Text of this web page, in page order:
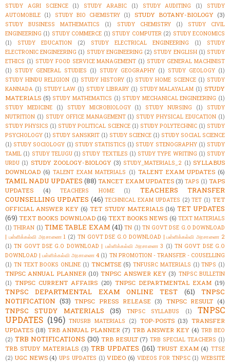
STUDY AGRI SCIENCE
(1) STUDY ARABIC (1) STUDY AUDITING (1)
STUDY
AUTOMOBILE (1) STUDY BIO CHEMISTRY (1) STUDY BOTANY-BIOLOGY (3)
STUDY BUSINESS MATHEMATICS (1) STUDY CHEMISTRY (1)
STUDY CIVIL
ENGINEERING (1) STUDY COMMERCE (1) STUDY COMPUTER (2) STUDY ECONOMICS
(1)
STUDY EDUCATION (2) STUDY ELECTRICAL ENGINEERING (1)
STUDY
ELECTRONIC ENGINEERING (1) STUDY ENGINEERING (2) STUDY ENGLISH (1) STUDY
ETHICS (1) STUDY FOOD SERVICE MANAGEMENT (1) STUDY GENERAL MACHINIST
(1) STUDY GENERAL STUDIES (1) STUDY GEOGRAPHY (1) STUDY GEOLOGY (1)
STUDY HINDU RELIGION (1) STUDY HISTORY (1) STUDY HOME SCIENCE (1) STUDY
KANNADA (1) STUDY LAW (1) STUDY LIBRARY (1) STUDY MALAYALAM (1) STUDY
MATERIALS (5) STUDY MATHEMATICS (1) STUDY MECHANICAL ENGINEERING (1)
STUDY MEDICINE
(1) STUDY MICROBIOLOGY (1) STUDY NURSING (1)
STUDY
NUTRITION (1) STUDY OFFICE MANAGEMENT (1) STUDY PHYSICAL EDUCATION (1)
STUDY PHYSICS (1) STUDY POLITICAL SCIENCE (1) STUDY POLYTECHNIC (1) STUDY
PSYCHOLOGY (1) STUDY SANSKRIT (1) STUDY SCIENCE (1) STUDY SOCIAL SCIENCE
(1) STUDY SOCIOLOGY (1) STUDY STATISTICS (1) STUDY STENOGRAPHY (1) STUDY
TAMIL (1) STUDY TELUGU (1) STUDY TEXTILES (1) STUDY TYPE WRITING (1) STUDY
URDU (1) STUDY ZOOLOGY-BIOLOGY (3) STUDY_MATERIALS_2 (1) SYLLABUS
DOWNLOAD (6) TALENT EXAM MATERIALS (1) TALENT EXAM UPDATES (6)
TAMIL NADU UPDATES (88) TANCET EXAM UPDATES (3) TAPS (1) TAPS
UPDATES
(4) TEACHERS HOME (1)
TEACHERS TRANSFER
COUNSELLING UPDATES (46) TECHNICAL EXAM UPDATES (2) TET (1) TET
OFFICIAL ANSWER KEY (6) TET STUDY MATERIALS (16) TET UPDATES
(69) TEXT BOOKS DOWNLOAD (16) TEXT BOOKS NEWS (6) TEXT MATERIALS
(1) THIRAN (1) TIME TABLE EXAM (41) TN (1) TN GOVT DSE G.O DOWNLOAD
| பள்ளிக்கல்வி அரசாணை 1 (2) TN GOVT DSE G.O DOWNLOAD | பள்ளிக்கல்வி அரசாணை 2
(1) TN GOVT DSE G.O DOWNLOAD | பள்ளிக்கல்வி அரசாணை 3 (1) TN GOVT DSE G.O
DOWNLOAD | பள்ளிக்கல்வி அரசாணை 4 (1) TN PROMOTION - TRANSFER - COUSELLING
(1) TN TEXT BOOKS ONLINE (1) TNCMTSE (5) TNFUSRC MATERIALS (1) TNPS (1)
TNPSC ANNUAL PLANNER (10) TNPSC ANSWER KEY (3) TNPSC BULLETIN
(1) TNPSC CURRENT AFFAIRS (20) TNPSC DEPARTMENTAL EXAM (19)
TNPSC DEPARTMENTAL EXAM ONLINE TEST (61)
TNPSC
NOTIFICATION (53) TNPSC PRESS RELEASE (3) TNPSC RESULT (4)
TNPSC STUDY MATERIALS (35) TNPSC SYLLABUS (1)
TNPSC
UPDATES (196) TNUSRB MATERIALS (2) TOP-POSTS (13) TRANSFER
UPDATES (18) TRB ANNUAL PLANNER (7) TRB ANSWER KEY (4) TRB BEO
(2) TRB NOTIFICATIONS (30) TRB RESULT (7) TRB SPECIAL TEACHERS (1)
TRB STUDY MATERIALS (3) TRB UPDATES (161) TRUST EXAM (4) TTSE
(2) UGC NEWS (4) UPS UPDATES (1) VIDEO (6) VIDEOS FOR TNPSC (1) WEBSITE